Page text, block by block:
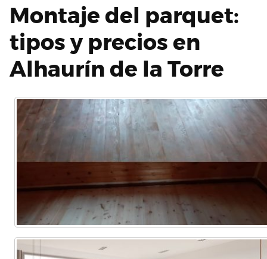
Montaje del parquet:
tipos y precios en
Alhaurín de la Torre